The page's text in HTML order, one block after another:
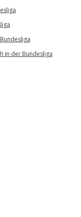
in der Bundesliga